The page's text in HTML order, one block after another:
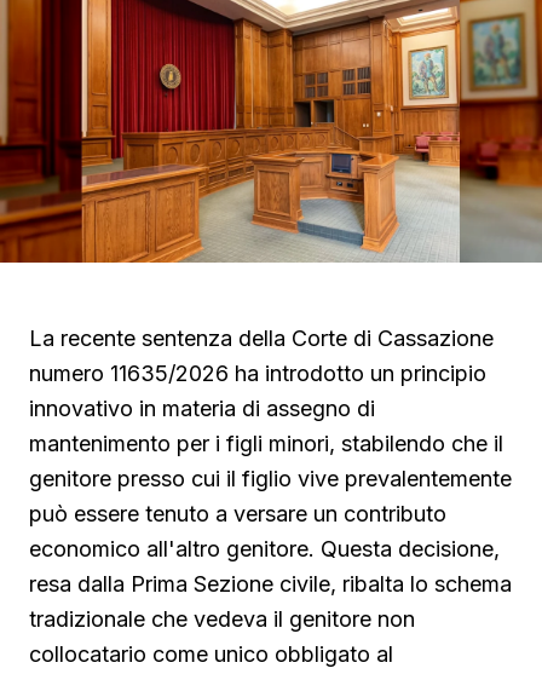
La recente sentenza della Corte di Cassazione
numero 11635/2026 ha introdotto un principio
innovativo in materia di assegno di
mantenimento per i figli minori, stabilendo che il
genitore presso cui il figlio vive prevalentemente
può essere tenuto a versare un contributo
economico all'altro genitore. Questa decisione,
resa dalla Prima Sezione civile, ribalta lo schema
tradizionale che vedeva il genitore non
collocatario come unico obbligato al